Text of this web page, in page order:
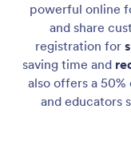
powerful online
and share
registration for
saving time and
also offers a
and educators